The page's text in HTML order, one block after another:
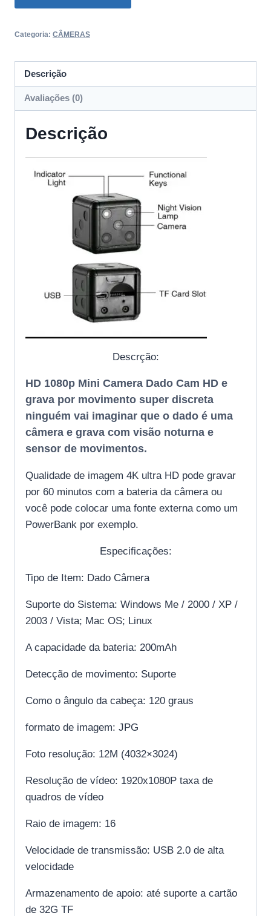
HD
quantidade
Categoria: CÂMERAS
Descrição
Avaliações (0)
Descrição
Descrção:
HD 1080p Mini Camera Dado Cam HD e
grava por movimento super discreta
ninguém vai imaginar que o dado é uma
câmera e grava com visão noturna e
sensor de movimentos.
Qualidade de imagem 4K ultra HD pode gravar
por 60 minutos com a bateria da câmera ou
você pode colocar uma fonte externa como um
PowerBank por exemplo.
Especificações:
Tipo de Item: Dado Câmera
Suporte do Sistema: Windows Me / 2000 / XP /
2003 / Vista; Mac OS; Linux
A capacidade da bateria: 200mAh
Detecção de movimento: Suporte
Como o ângulo da cabeça: 120 graus
formato de imagem: JPG
Foto resolução: 12M (4032×3024)
Resolução de vídeo: 1920x1080P taxa de
quadros de vídeo
Raio de imagem: 16
Velocidade de transmissão: USB 2.0 de alta
velocidade
Armazenamento de apoio: até suporte a cartão
de 32G TF